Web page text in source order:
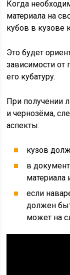
Когда
материала на
кубов в кузове
Это будет
зависимости от
его кубатуру.
При получении
и чернозёма,
аспекты:
кузов
в
материала
если
должен
может на